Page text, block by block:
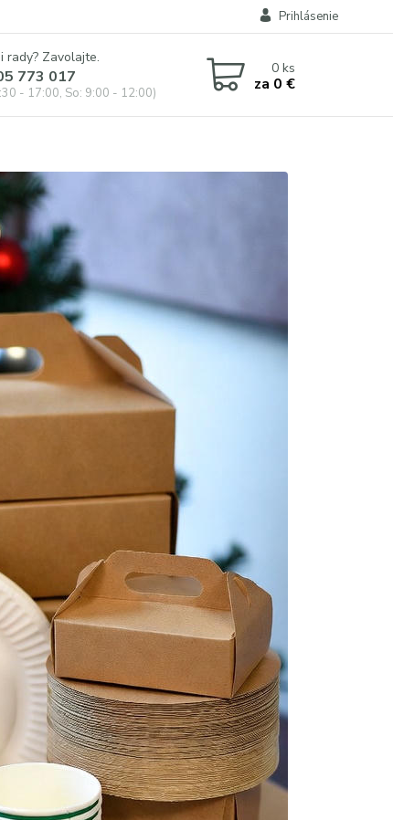
Prihlásenie
rady? Zavolajte.
773 017
- 17:00, So: 9:00 - 12:00)
0ks
za 0 €